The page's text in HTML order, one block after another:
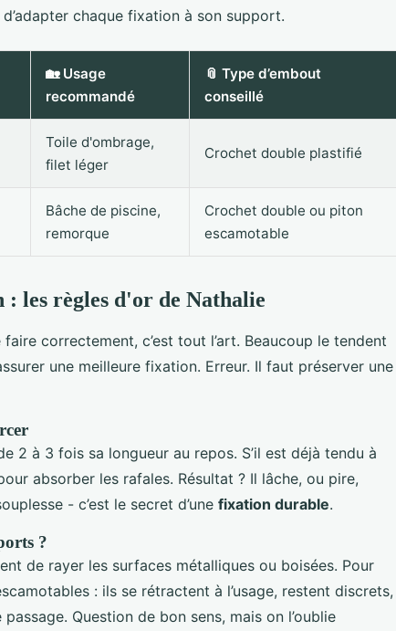
chaque fixation à son support.
🏡 Usage
recommandé
📎 Type d’embout
conseillé
Toile d'ombrage,
filet léger
Crochet double plastifié
Bâche de piscine,
remorque
Crochet double ou piton
escamotable
les règles d'or de Nathalie
correctement, c’est tout l’art. Beaucoup le tendent
une meilleure fixation. Erreur. Il faut préserver une
2 à 3 fois sa longueur au repos. S’il est déjà tendu à
absorber les rafales. Résultat ? Il lâche, ou pire,
- c’est le secret d’une fixation durable.
?
de rayer les surfaces métalliques ou boisées. Pour
: ils se rétractent à l’usage, restent discrets,
Question de bon sens, mais on l’oublie